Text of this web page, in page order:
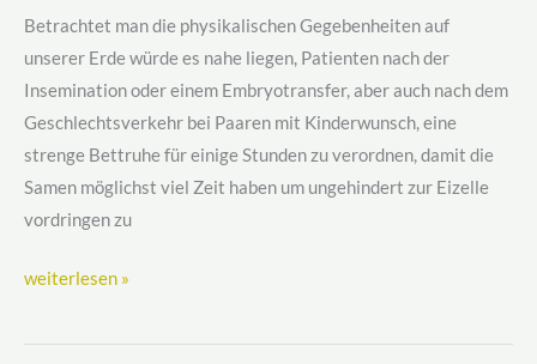
Betrachtet man die physikalischen Gegebenheiten auf
unserer Erde würde es nahe liegen, Patienten nach der
Insemination oder einem Embryotransfer, aber auch nach dem
Geschlechtsverkehr bei Paaren mit Kinderwunsch, eine
strenge Bettruhe für einige Stunden zu verordnen, damit die
Samen möglichst viel Zeit haben um ungehindert zur Eizelle
vordringen zu
einem
Embryotransfer
liegen
bleiben?
weiterlesen »